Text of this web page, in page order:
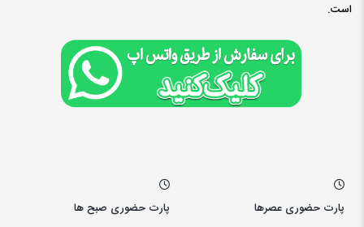
است.
پارت حضوری صبح ها
پارت حضوری عصرها